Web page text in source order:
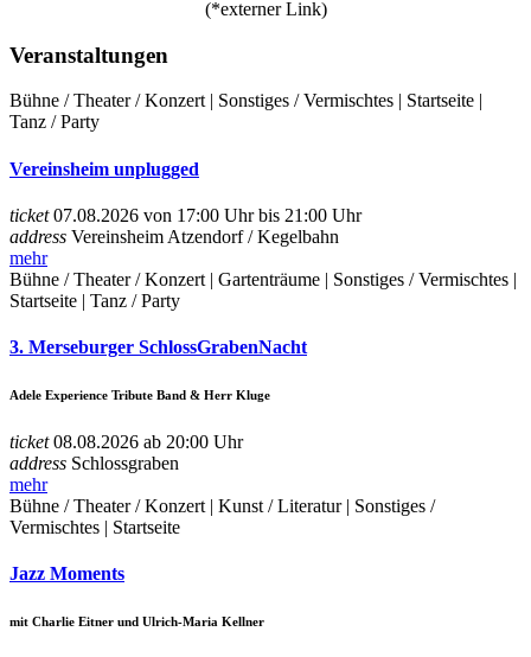
(*externer Link)
Veranstaltungen
Bühne / Theater / Konzert | Sonstiges / Vermischtes | Startseite |
Tanz / Party
Vereinsheim unplugged
ticket07.08.2026 von 17:00 Uhr bis 21:00 Uhr
address Vereinsheim Atzendorf / Kegelbahn
mehr
Bühne / Theater / Konzert | Gartenträume | Sonstiges / Vermischtes |
Startseite | Tanz / Party
3. Merseburger SchlossGrabenNacht
Adele Experience Tribute Band & Herr Kluge
ticket08.08.2026 ab 20:00 Uhr
address Schlossgraben
mehr
Bühne / Theater / Konzert | Kunst / Literatur | Sonstiges /
Vermischtes | Startseite
Jazz Moments
mit Charlie Eitner und Ulrich-Maria Kellner